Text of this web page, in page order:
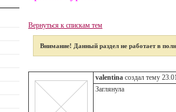
Вернуться к спискам тем
Внимание! Данный раздел не работает в
valentina создал тему
Заглянула